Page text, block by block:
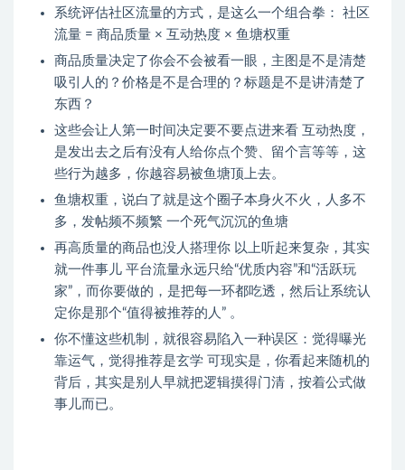
系统评估社区流量的方式，是这么一个组合拳： 社区
流量 = 商品质量 × 互动热度 × 鱼塘权重
商品质量决定了你会不会被看一眼，主图是不是清楚
吸引人的？价格是不是合理的？标题是不是讲清楚了
东西？
这些会让人第一时间决定要不要点进来看 互动热度，
是发出去之后有没有人给你点个赞、留个言等等，这
些行为越多，你越容易被鱼塘顶上去。
鱼塘权重，说白了就是这个圈子本身火不火，人多不
多，发帖频不频繁 一个死气沉沉的鱼塘
再高质量的商品也没人搭理你 以上听起来复杂，其实
就一件事儿 平台流量永远只给“优质内容”和“活跃玩
家”，而你要做的，是把每一环都吃透，然后让系统认
定你是那个“值得被推荐的人” 。
你不懂这些机制，就很容易陷入一种误区：觉得曝光
靠运气，觉得推荐是玄学 可现实是，你看起来随机的
背后，其实是别人早就把逻辑摸得门清，按着公式做
事儿而已。